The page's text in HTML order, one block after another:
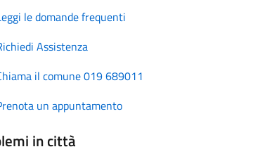
le domande frequenti
Assistenza
il comune 019 689011
un appuntamento
in città